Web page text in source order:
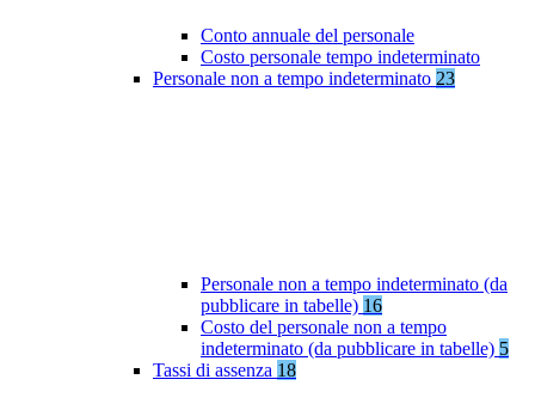
Conto annuale del personale
Costo personale tempo indeterminato
Personale non a tempo indeterminato 23
Personale non a tempo indeterminato (da
pubblicare in tabelle) 16
Costo del personale non a tempo
indeterminato (da pubblicare in tabelle) 5
Tassi di assenza 18